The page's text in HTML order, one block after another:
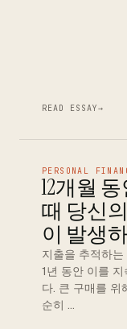
READ ESSAY→
PERSONAL
12개월
때 당신
이 발생
지출을 추적하
1년 동안 이를
다. 큰 구매를 위
순히 …